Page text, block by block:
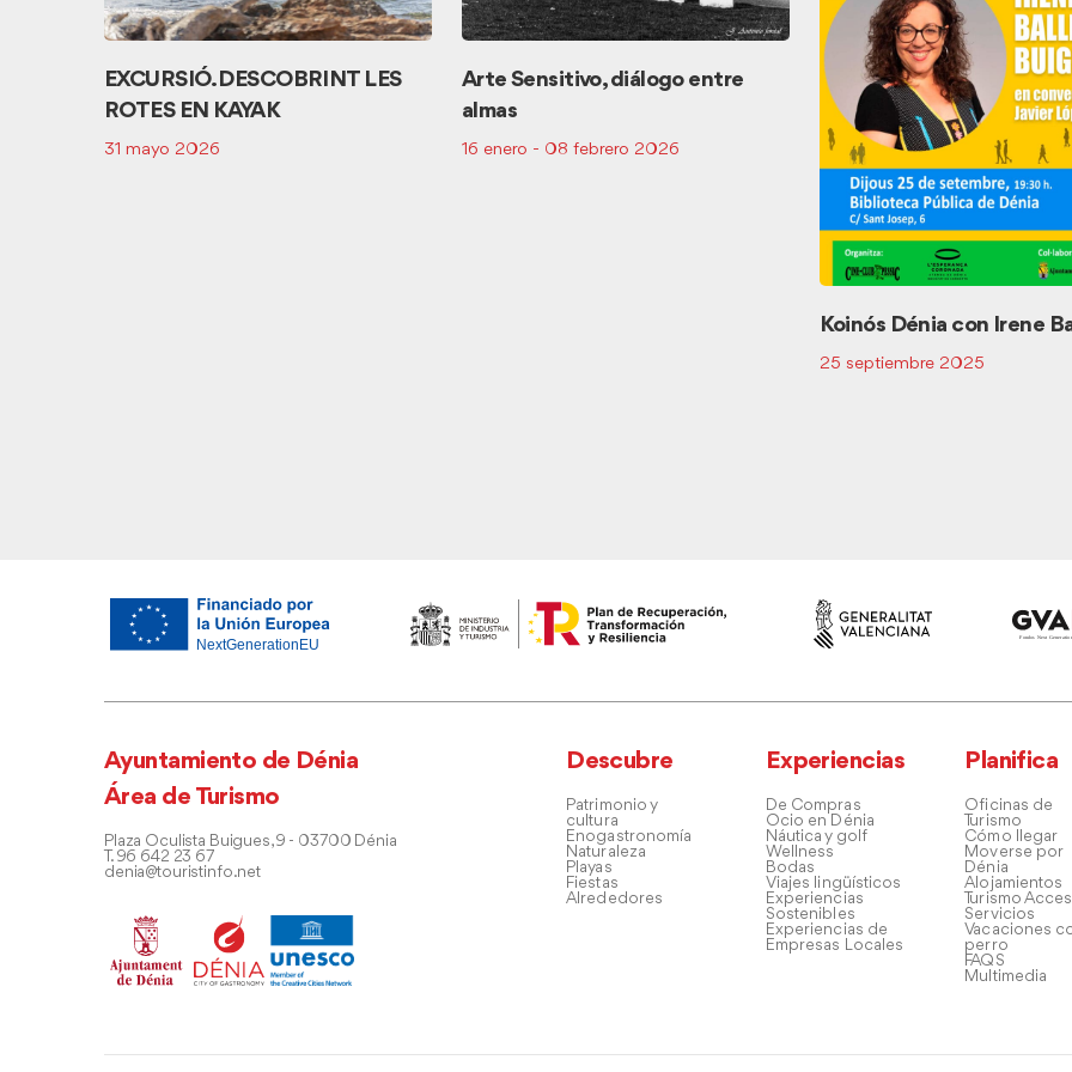
EXCURSIÓ. DESCOBRINT LES
ROTES EN KAYAK
31 mayo 2026
Arte Sensitivo, diálogo entre
almas
16 enero - 08 febrero 2026
Koinós Dénia con Irene
25 septiembre 2025
Ayuntamiento de Dénia
Área de Turismo
Plaza Oculista Buigues, 9 - 03700 Dénia
T. 96 642 23 67
denia@touristinfo.net
Descubre
Patrimonio y
cultura
Enogastronomía
Naturaleza
Playas
Fiestas
Alrededores
Experiencias
De Compras
Ocio en Dénia
Náutica y golf
Wellness
Bodas
Viajes lingüísticos
Experiencias
Sostenibles
Experiencias de
Empresas Locales
Planifica
Oficinas de
Turismo
Cómo llegar
Moverse por
Dénia
Alojamientos
Turismo
Servicios
Vacaciones
perro
FAQS
Multimedia